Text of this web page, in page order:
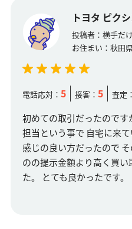
トヨタ ピク
投稿者： 横手だ
お住まい： 秋田
電話応対： 5 接客： 5 査定：
初めての取引だったので
担当という事で 自宅に来て
感じの良い方だったので
のの提示金額より高く買
た。 とても良かったです。